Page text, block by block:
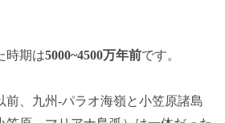
時期は5000~4500万年前です。
前、九州-パラオ海嶺と小笠原諸島